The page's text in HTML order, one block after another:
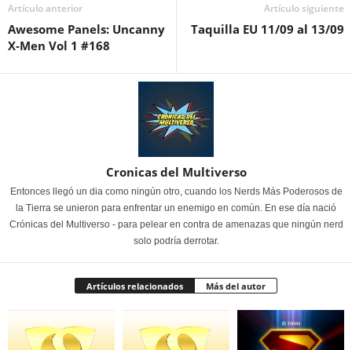
Artículo anterior
Awesome Panels: Uncanny
X-Men Vol 1 #168
Artículo siguiente
Taquilla EU 11/09 al 13/09
Cronicas del Multiverso
Entonces llegó un dia como ningún otro, cuando los Nerds Más Poderosos de
la Tierra se unieron para enfrentar un enemigo en común. En ese día nació
Crónicas del Multiverso - para pelear en contra de amenazas que ningún nerd
solo podría derrotar.
Artículos relacionados Más del autor